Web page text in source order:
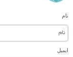
نام
ایمیل